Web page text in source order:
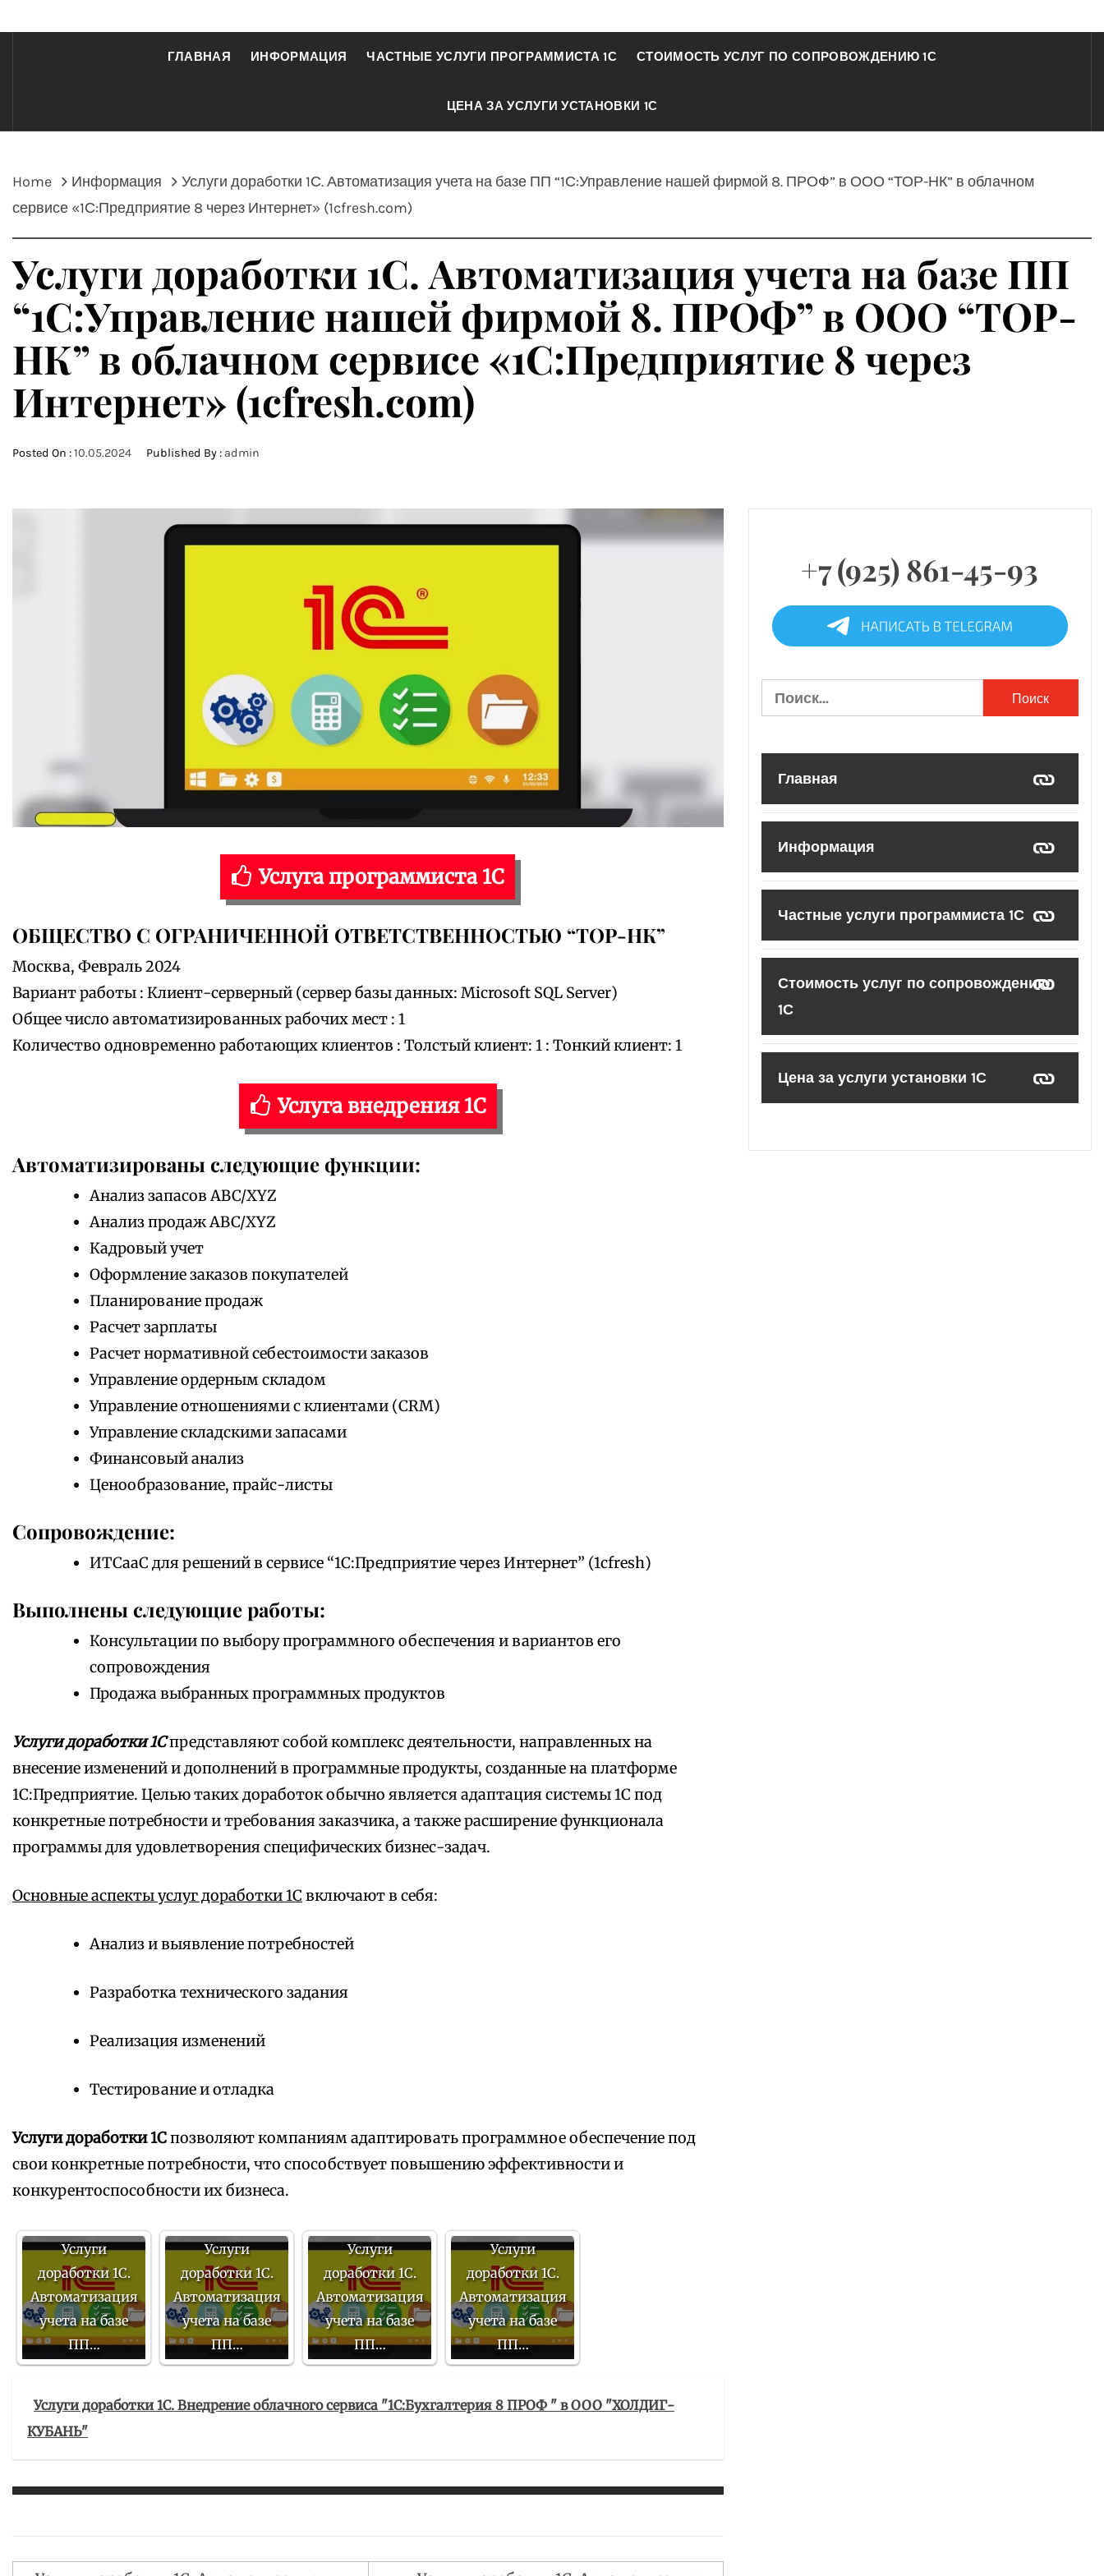
ГЛАВНАЯ ИНФОРМАЦИЯ ЧАСТНЫЕ УСЛУГИ ПРОГРАММИСТА 1С СТОИМОСТЬ УСЛУГ ПО СОПРОВОЖДЕНИЮ 1С
ЦЕНА ЗА УСЛУГИ УСТАНОВКИ 1С
Home Информация
Услуги доработки 1С. Автоматизация учета на базе ПП “1С:Управление нашей фирмой 8. ПРОФ” в ООО “ТОР-НК” в облачном
сервисе «1С:Предприятие 8 через Интернет» (1cfresh.com)
Услуги доработки 1С. Автоматизация учета на базе ПП
“1С:Управление нашей фирмой 8. ПРОФ” в ООО “ТОР-
НК” в облачном сервисе «1С:Предприятие 8 через
Интернет» (1cfresh.com)
Posted On :10.05.2024 Published By : admin
Услуга программиста 1С
ОБЩЕСТВО С ОГРАНИЧЕННОЙ ОТВЕТСТВЕННОСТЬЮ “ТОР-НК”
Москва, Февраль 2024
Вариант работы : Клиент-серверный (сервер базы данных: Microsoft SQL Server)
Общее число автоматизированных рабочих мест : 1
Количество одновременно работающих клиентов : Толстый клиент: 1 : Тонкий клиент: 1
Услуга внедрения 1С
Автоматизированы следующие функции:
Анализ запасов ABC/XYZ
Анализ продаж ABC/XYZ
Кадровый учет
Оформление заказов покупателей
Планирование продаж
Расчет зарплаты
Расчет нормативной себестоимости заказов
Управление ордерным складом
Управление отношениями с клиентами (CRM)
Управление складскими запасами
Финансовый анализ
Ценообразование, прайс-листы
Сопровождение:
ИТСааС для решений в сервисе “1С:Предприятие через Интернет” (1cfresh)
Выполнены следующие работы:
Консультации по выбору программного обеспечения и вариантов его
сопровождения
Продажа выбранных программных продуктов
Услуги доработки 1Спредставляют собой комплекс деятельности, направленных на
внесение изменений и дополнений в программные продукты, созданные на платформе
1С:Предприятие. Целью таких доработок обычно является адаптация системы 1С под
конкретные потребности и требования заказчика, а также расширение функционала
программы для удовлетворения специфических бизнес-задач.
Основные аспекты услуг доработки 1С включают в себя:
Анализ и выявление потребностей
Разработка технического задания
Реализация изменений
Тестирование и отладка
Услуги доработки 1Спозволяют компаниям адаптировать программное обеспечение под
свои конкретные потребности, что способствует повышению эффективности и
конкурентоспособности их бизнеса.
Услуги
доработки 1С.
Автоматизация
учета на базе
ПП…
Услуги
доработки 1С.
Автоматизация
учета на базе
ПП…
Услуги
доработки 1С.
Автоматизация
учета на базе
ПП…
Услуги
доработки 1С.
Автоматизация
учета на базе
ПП…
Услуги доработки 1С. Внедрение облачного сервиса "1С:Бухгалтерия 8 ПРОФ " в ООО "ХОЛДИГ-
КУБАНЬ"
+7 (925) 861-45-93
Найти:
Главная
Информация
Частные услуги программиста 1С
Стоимость услуг по сопровождению
1С
Цена за услуги установки 1С